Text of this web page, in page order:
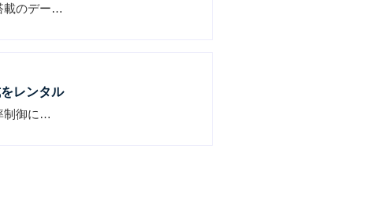
載のデー…
レンタル
制御に…